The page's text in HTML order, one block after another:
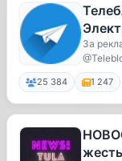
За
25 384 1 247
жесть